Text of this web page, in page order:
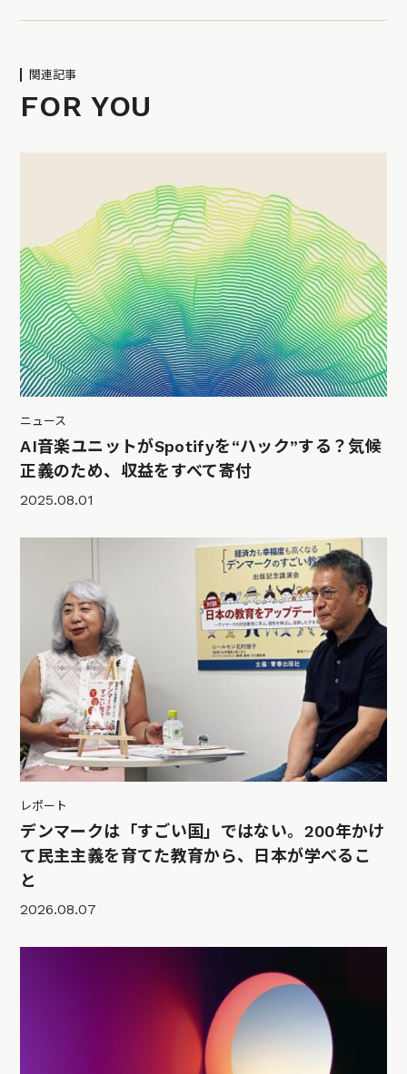
関連記事
FOR YOU
ニュース
AI音楽ユニットがSpotifyを“ハック”する？気候
正義のため、収益をすべて寄付
2025.08.01
レポート
デンマークは「すごい国」ではない。200年かけ
て民主主義を育てた教育から、日本が学べるこ
と
2026.08.07